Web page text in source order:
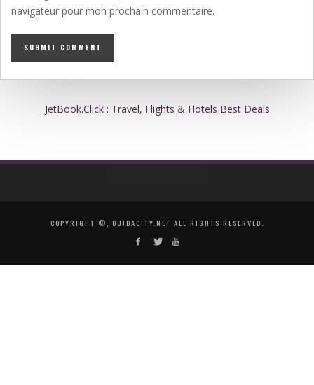
navigateur pour mon prochain commentaire.
JetBook.Click : Travel, Flights & Hotels Best Deals
COPYRIGHT ©, OUJDACITY.NET ALL RIGHTS RESERVED.